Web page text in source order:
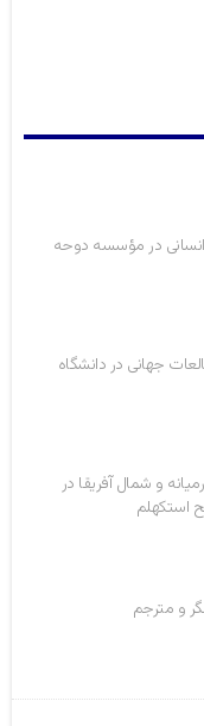
انسانی در مؤسسه دوحه
جهانی در دانشگاه
و شمال آفریقا در
استکهلم
و مترجم